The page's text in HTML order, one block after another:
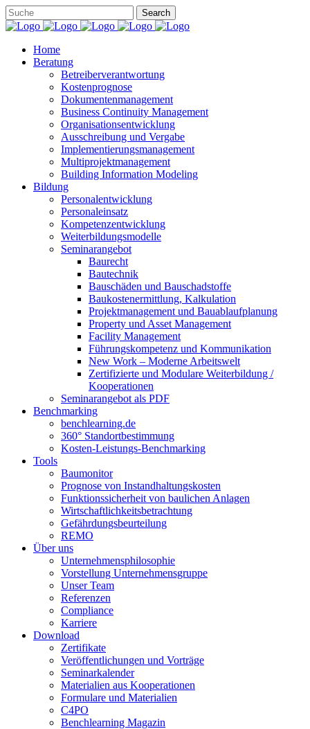
Home
Beratung
Betreiberverantwortung
Kostenprognose
Dokumentenmanagement
Business Continuity Management
Organisationsentwicklung
Ausschreibung und Vergabe
Implementierungsmanagement
Multiprojektmanagement
Building Information Modeling
Bildung
Personalentwicklung
Personaleinsatz
Kompetenzentwicklung
Weiterbildungsmodelle
Seminarangebot
Baurecht
Bautechnik
Bauschäden und Bauschadstoffe
Baukostenermittlung, Kalkulation
Projektmanagement und Bauablaufplanung
Property und Asset Management
Facility Management
Führungskompetenz und Kommunikation
New Work – Moderne Arbeitswelt
Zertifizierte und Modulare Weiterbildung /
Kooperationen
Seminarangebot als PDF
Benchmarking
benchlearning.de
360° Standortbestimmung
Kosten-Leistungs-Benchmarking
Tools
Baumonitor
Prognose von Instandhaltungskosten
Funktionssicherheit von baulichen Anlagen
Wirtschaftlichkeitsbetrachtung
Gefährdungsbeurteilung
REMO
Über uns
Unternehmensphilosophie
Vorstellung Unternehmensgruppe
Unser Team
Referenzen
Compliance
Karriere
Download
Zertifikate
Veröffentlichungen und Vorträge
Seminarkalender
Materialien aus Kooperationen
Formulare und Materialien
C4PO
Benchlearning Magazin